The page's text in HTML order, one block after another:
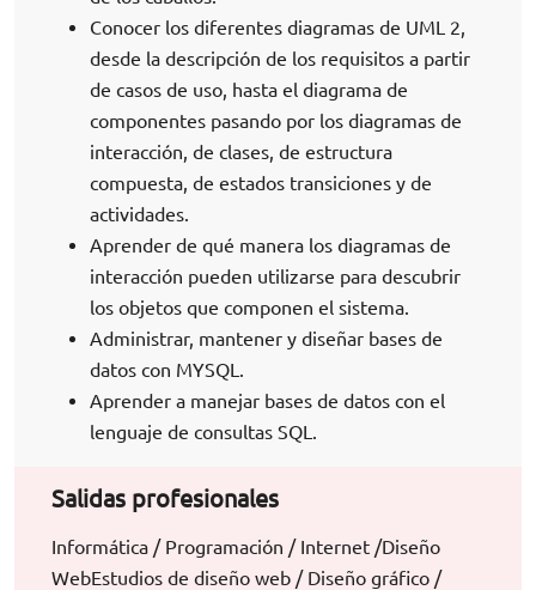
Conocer los diferentes diagramas de UML 2,
desde la descripción de los requisitos a partir
de casos de uso, hasta el diagrama de
componentes pasando por los diagramas de
interacción, de clases, de estructura
compuesta, de estados transiciones y de
actividades.
Aprender de qué manera los diagramas de
interacción pueden utilizarse para descubrir
los objetos que componen el sistema.
Administrar, mantener y diseñar bases de
datos con MYSQL.
Aprender a manejar bases de datos con el
lenguaje de consultas SQL.
Salidas profesionales
Informática / Programación / Internet /Diseño
WebEstudios de diseño web / Diseño gráfico /